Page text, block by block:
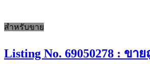
สำหรับขาย
Listing No. 69050278 : ขา